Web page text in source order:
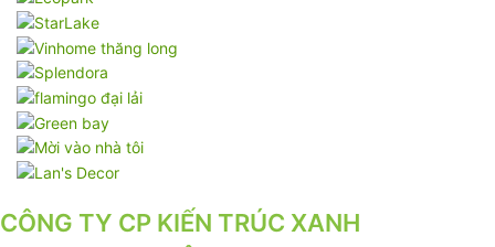
CÔNG TY CP KIẾN TRÚC XANH